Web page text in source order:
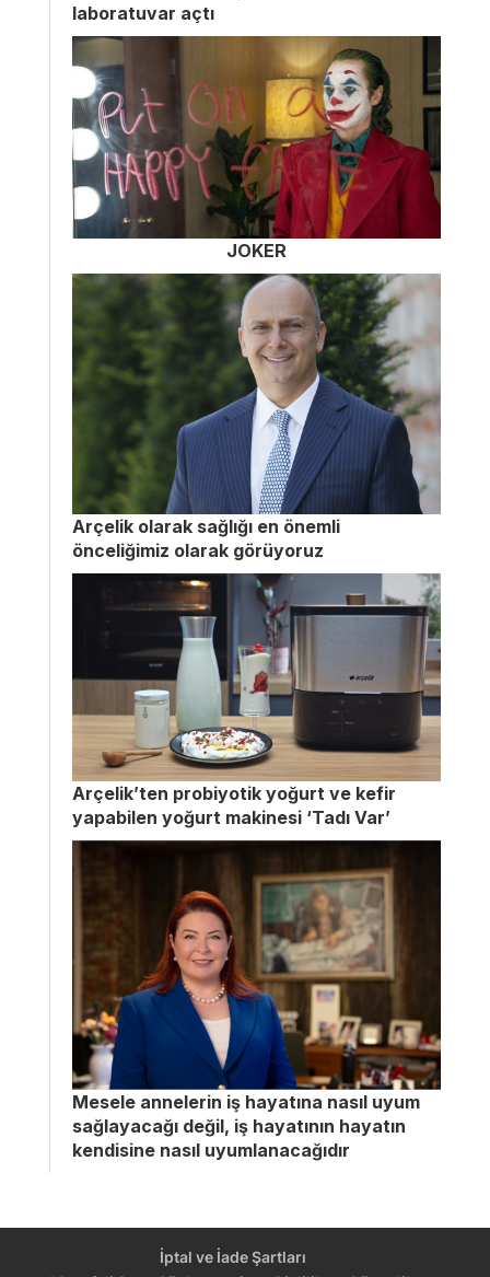
laboratuvar açtı
JOKER
Arçelik olarak sağlığı en önemli
önceliğimiz olarak görüyoruz
Arçelik’ten probiyotik yoğurt ve kefir
yapabilen yoğurt makinesi ‘Tadı Var’
Mesele annelerin iş hayatına nasıl uyum
sağlayacağı değil, iş hayatının hayatın
kendisine nasıl uyumlanacağıdır
İptal ve İade Şartları